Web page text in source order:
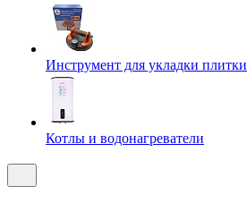
Инструмент для укладки плитки
Котлы и водонагреватели